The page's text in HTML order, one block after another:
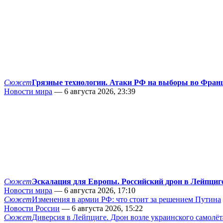
СюжетГрязные технологии. Атаки РФ на выборы во
Новости мира — 6 августа 2026, 23:39
СюжетЭскалация для Европы. Российский дрон в
Новости мира — 6 августа 2026, 17:10
СюжетИзменения в армии РФ: что стоит за решением Путина
Новости России — 6 августа 2026, 15:22
СюжетДиверсия в Лейпциге. Дрон возле украинского